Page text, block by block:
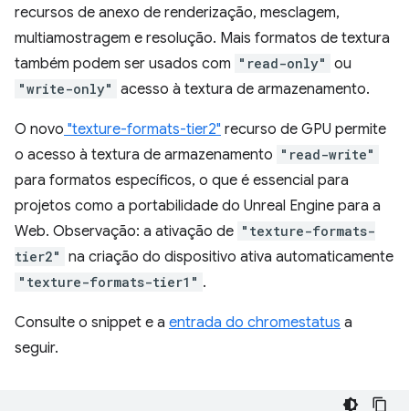
recursos de anexo de renderização, mesclagem,
multiamostragem e resolução. Mais formatos de textura
também podem ser usados com "read-only" ou
"write-only" acesso à textura de armazenamento.
O novo "texture-formats-tier2" recurso de GPU permite
o acesso à textura de armazenamento "read-write"
para formatos específicos, o que é essencial para
projetos como a portabilidade do Unreal Engine para a
Web. Observação: a ativação de "texture-formats-
tier2" na criação do dispositivo ativa automaticamente
"texture-formats-tier1" .
Consulte o snippet e a entrada do chromestatus a
seguir.